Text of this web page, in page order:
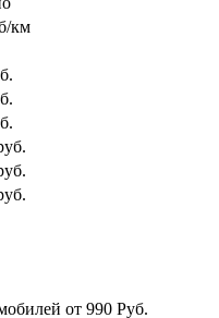
км
от 990 Руб.